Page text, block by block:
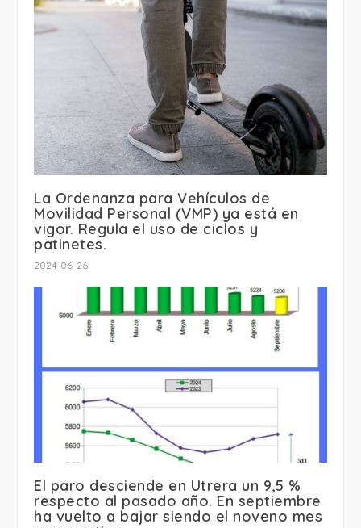
La Ordenanza para Vehículos de
Movilidad Personal (VMP) ya está en
vigor. Regula el uso de ciclos y
patinetes.
2024-06-26
El paro desciende en Utrera un 9,5 %
respecto al pasado año. En septiembre
ha vuelto a bajar siendo el noveno mes